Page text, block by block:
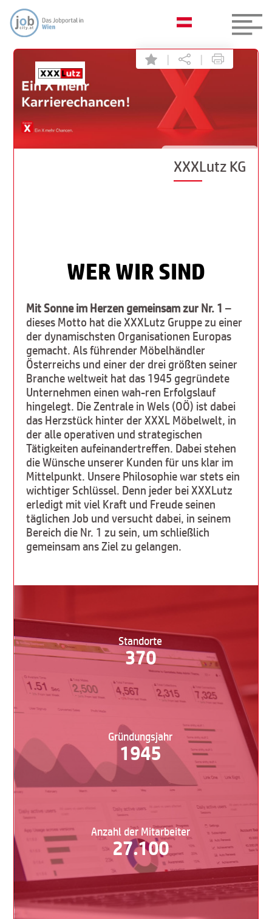
| |
XXXLutz KG
WER WIR SIND
Mit Sonne im Herzen gemeinsam zur Nr. 1 –
dieses Motto hat die XXXLutz Gruppe zu einer
der dynamischsten Organisationen Europas
gemacht. Als führender Möbelhändler
Österreichs und einer der drei größten seiner
Branche weltweit hat das 1945 gegründete
Unternehmen einen wah-ren Erfolgslauf
hingelegt. Die Zentrale in Wels (OÖ) ist dabei
das Herzstück hinter der XXXL Möbelwelt, in
der alle operativen und strategischen
Tätigkeiten aufeinandertreffen. Dabei stehen
die Wünsche unserer Kunden für uns klar im
Mittelpunkt. Unsere Philosophie war stets ein
wichtiger Schlüssel. Denn jeder bei XXXLutz
erledigt mit viel Kraft und Freude seinen
täglichen Job und versucht dabei, in seinem
Bereich die Nr. 1 zu sein, um schließlich
gemeinsam ans Ziel zu gelangen.
Standorte
370
Gründungsjahr
1945
Anzahl der Mitarbeiter
27.100